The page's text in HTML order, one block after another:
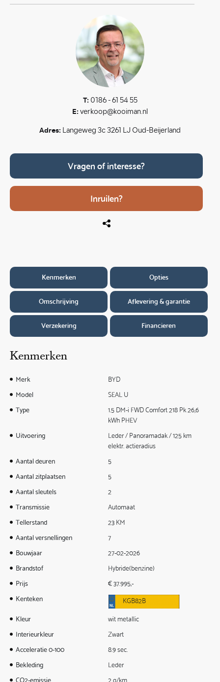
T: 0186 - 61 54 55
E: verkoop@kooiman.nl
Adres: Langeweg 3c 3261 LJ Oud-Beijerland
Vragen of interesse?
Inruilen?
Kenmerken Opties
Omschrijving Aflevering & garantie
Verzekering Financieren
Kenmerken
Merk
BYD
Model
SEAL U
Type
1.5 DM-i FWD Comfort 218 Pk 26,6
kWh PHEV
Uitvoering
Leder / Panoramadak / 125 km
elektr. actieradius
Aantal deuren
5
Aantal zitplaatsen
5
Aantal sleutels
2
Transmissie
Automaat
Tellerstand
23 KM
Aantal versnellingen
7
Bouwjaar
27-02-2026
Brandstof
Hybride(benzine)
Prijs
€ 37.995,-
Kenteken
KGB82B
Kleur
wit metallic
Interieurkleur
Zwart
Acceleratie 0-100
8.9 sec.
Bekleding
Leder
CO2-emissie
2 g/km